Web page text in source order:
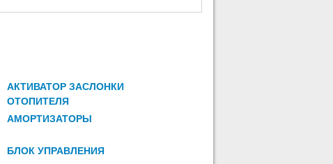
АКТИВАТОР ЗАСЛОНКИ
ОТОПИТЕЛЯ
АМОРТИЗАТОРЫ
БЛОК УПРАВЛЕНИЯ